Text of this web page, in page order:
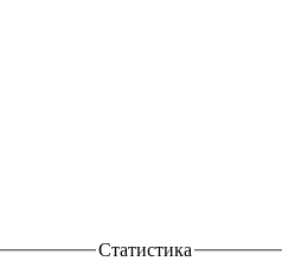
Статистика